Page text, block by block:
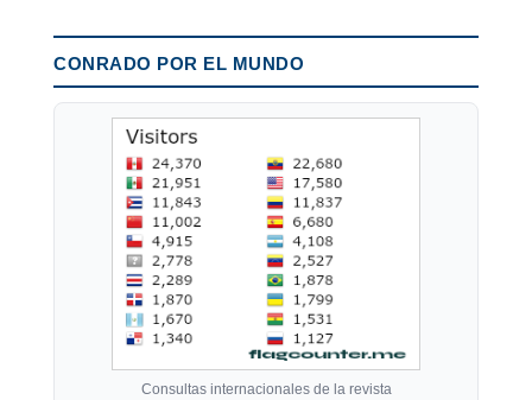
CONRADO POR EL MUNDO
Consultas internacionales de la revista